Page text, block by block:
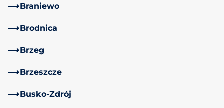
Braniewo
Brodnica
Brzeg
Brzeszcze
Busko-Zdrój